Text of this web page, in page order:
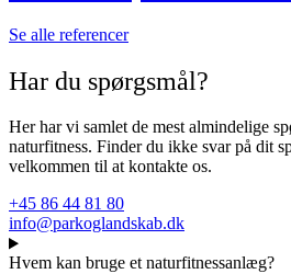
Se alle referencer
Har du spørgsmål?
Her har vi samlet de mest almindelige
naturfitness. Finder du ikke svar på dit
velkommen til at kontakte os.
+45 86 44 81 80
info@parkoglandskab.dk
Hvem kan bruge et naturfitnessanlæg?